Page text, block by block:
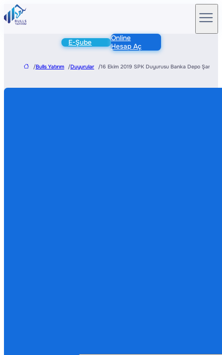
E-Şube
Online
Hesap Aç
/Bulls Yatırım /Duyurular /16 Ekim 2019 SPK Duyurusu Banka Depo Şartı